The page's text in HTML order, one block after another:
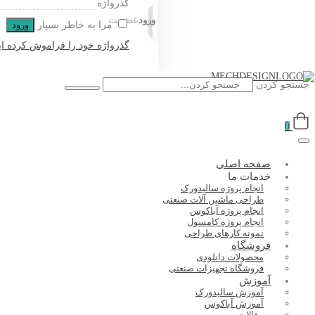
ورودعضویت
گذرواژه
مرا به خاطر بسپار
ورود
گذرواژه خود را فراموش کرده
جستجو کردن
0
صفحه اصلی
خدمات ما
انجام پروژه سالیدورک
طراحی ماشین آلات صنعتی
انجام پروژه آباکوس
انجام پروژه کامسول
نمونه کارهای طراحی
فروشگاه
محصولات دانلودی
فروشگاه تجهیزات صنعتی
آموزش
آموزش سالیدورک
آموزش آباکوس